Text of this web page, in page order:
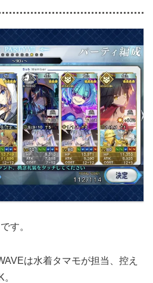
す。
は水着タマモが担当、控え